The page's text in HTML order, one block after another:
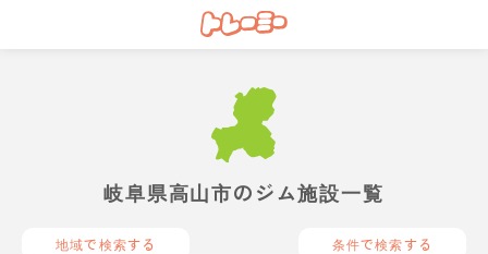
岐阜県高山市のジム施設一覧
地域で検索する 条件で検索する